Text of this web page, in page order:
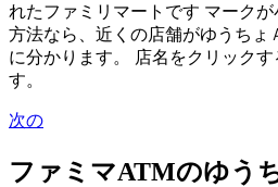
れたファミリマートです マーク
方法なら、近くの店舗がゆうちょ
に分かります。 店名をクリック
す。
次の
ファミマATMのゆう